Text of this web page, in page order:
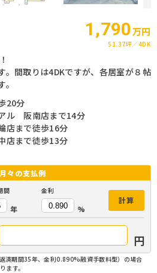
1,790万円
51.37坪 4DK
。間取りは4DKですが、各居室が８帖
20分
ル 阪南店まで14分
店まで徒歩16分
店まで徒歩13分
月々の支払例
間
年
金利
%
計算
円
済期間35年、金利0.890%融資手数料型）の場合
ます。